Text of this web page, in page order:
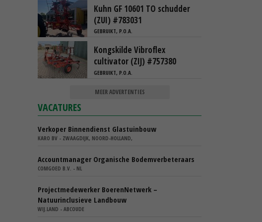
Kuhn GF 10601 TO schudder
(ZUI) #783031
GEBRUIKT, P.O.A.
Kongskilde Vibroflex
cultivator (ZIJ) #757380
GEBRUIKT, P.O.A.
MEER ADVERTENTIES
VACATURES
Verkoper Binnendienst Glastuinbouw
KARO BV - ZWAAGDIJK, NOORD-HOLLAND,
Accountmanager Organische Bodemverbeteraars
COMGOED B.V. - NL
Projectmedewerker BoerenNetwerk –
Natuurinclusieve Landbouw
WIJ.LAND - ABCOUDE